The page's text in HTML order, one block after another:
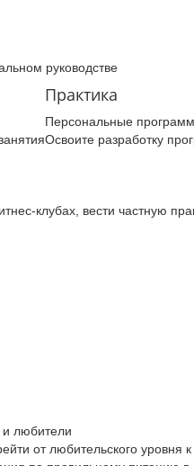
руководстве
Практика
Персональные
Освоите разработку
вести частную
любители
от любительского уровня